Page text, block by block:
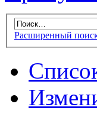
Расширенный